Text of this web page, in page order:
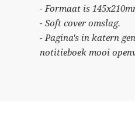
- Formaat is
- Soft cover omslag.
- Pagina's in katern
notitieboek mooi